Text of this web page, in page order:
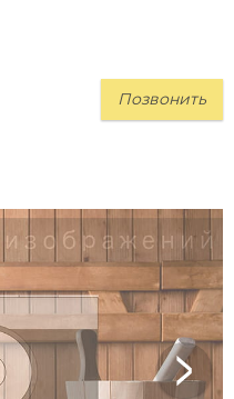
Позвонить